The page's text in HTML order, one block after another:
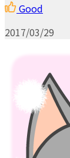
Good
2017/03/29